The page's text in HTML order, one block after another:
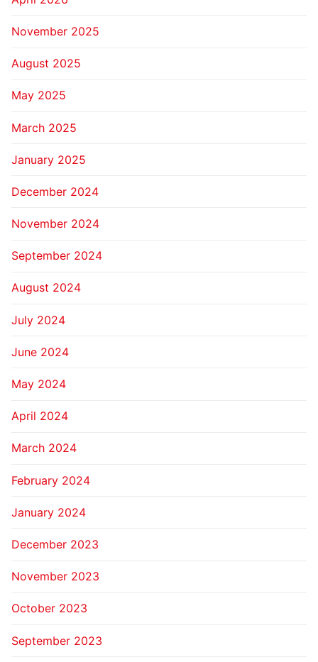
November 2025
August 2025
May 2025
March 2025
January 2025
December 2024
November 2024
September 2024
August 2024
July 2024
June 2024
May 2024
April 2024
March 2024
February 2024
January 2024
December 2023
November 2023
October 2023
September 2023